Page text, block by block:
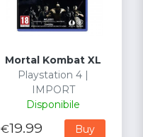
Mortal Kombat XL
Playstation 4 |
IMPORT
Disponibile
€19.99 Buy